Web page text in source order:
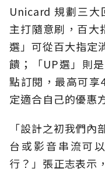
Unicard 規劃三大
主打隨意刷，百大
選」可從百大指定
饋；「UP選」則
點訂閱，最高可
定適合自己的優惠
「設計之初我們
台或影音串流可
行？」張正志表示